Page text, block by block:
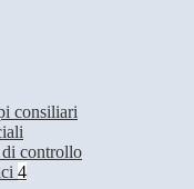
consiliari
controllo
4